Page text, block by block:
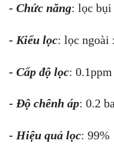
- Chức năng: lọc bụi
- Kiểu lọc: lọc ngoài
- Cấp độ lọc: 0.1ppm
- Độ chênh áp: 0.2
- Hiệu quả lọc: 99%